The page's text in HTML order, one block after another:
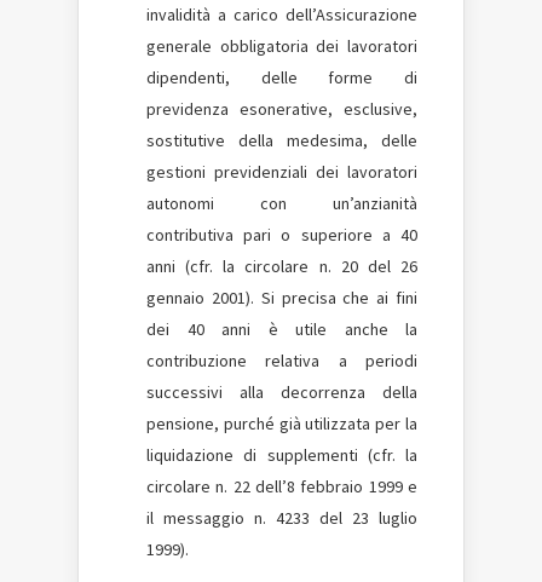
invalidità a carico dell’Assicurazione
generale obbligatoria dei lavoratori
dipendenti, delle forme di
previdenza esonerative, esclusive,
sostitutive della medesima, delle
gestioni previdenziali dei lavoratori
autonomi con un’anzianità
contributiva pari o superiore a 40
anni (cfr. la circolare n. 20 del 26
gennaio 2001). Si precisa che ai fini
dei 40 anni è utile anche la
contribuzione relativa a periodi
successivi alla decorrenza della
pensione, purché già utilizzata per la
liquidazione di supplementi (cfr. la
circolare n. 22 dell’8 febbraio 1999 e
il messaggio n. 4233 del 23 luglio
1999).